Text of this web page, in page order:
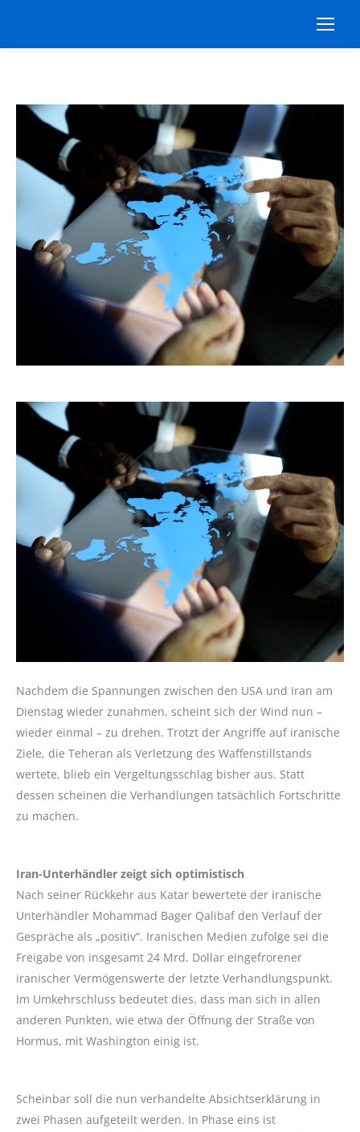
Nachdem die Spannungen zwischen den USA und Iran am
Dienstag wieder zunahmen, scheint sich der Wind nun –
wieder einmal – zu drehen. Trotzt der Angriffe auf iranische
Ziele, die Teheran als Verletzung des Waffenstillstands
wertete, blieb ein Vergeltungsschlag bisher aus. Statt
dessen scheinen die Verhandlungen tatsächlich Fortschritte
zu machen.
Iran-Unterhändler zeigt sich optimistisch
Nach seiner Rückkehr aus Katar bewertete der iranische
Unterhändler Mohammad Bager Qalibaf den Verlauf der
Gespräche als „positiv“. Iranischen Medien zufolge sei die
Freigabe von insgesamt 24 Mrd. Dollar eingefrorener
iranischer Vermögenswerte der letzte Verhandlungspunkt.
Im Umkehrschluss bedeutet dies, dass man sich in allen
anderen Punkten, wie etwa der Öffnung der Straße von
Hormus, mit Washington einig ist.
Scheinbar soll die nun verhandelte Absichtserklärung in
zwei Phasen aufgeteilt werden. In Phase eins ist